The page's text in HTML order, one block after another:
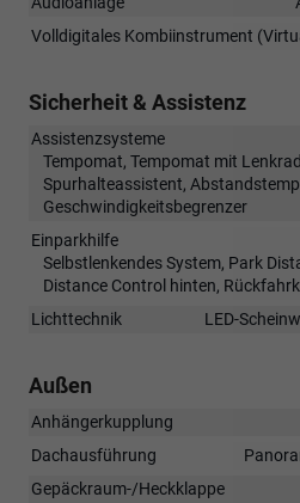
Volldigitales Kombiinstrument
Sicherheit & Assistenz
Assistenzsysteme
Tempomat, Tempomat mit
Spurhalteassistent,
Geschwindigkeitsbegrenzer
Einparkhilfe
Selbstlenkendes System, Park
Distance Control hinten,
Lichttechnik
LED-
Außen
Anhängerkupplung
Dachausführung
Gepäckraum-/Heckklappe